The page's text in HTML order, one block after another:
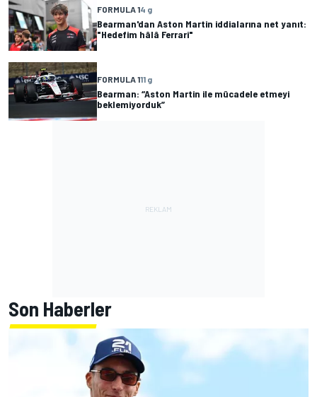
FORMULA 14 g
Bearman'dan Aston Martin iddialarına net yanıt:
"Hedefim hâlâ Ferrari"
FORMULA 111 g
Bearman: “Aston Martin ile mücadele etmeyi
beklemiyorduk”
Son Haberler